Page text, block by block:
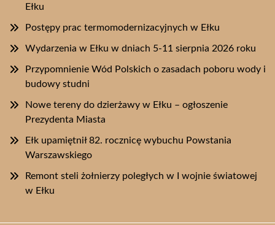
Ełku
Postępy prac termomodernizacyjnych w Ełku
Wydarzenia w Ełku w dniach 5-11 sierpnia 2026 roku
Przypomnienie Wód Polskich o zasadach poboru wody i
budowy studni
Nowe tereny do dzierżawy w Ełku – ogłoszenie
Prezydenta Miasta
Ełk upamiętnił 82. rocznicę wybuchu Powstania
Warszawskiego
Remont steli żołnierzy poległych w I wojnie światowej
w Ełku